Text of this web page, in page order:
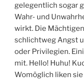
gelegentlich sogar
Wahr- und
wirkt. Die
schlichtweg Angst
oder Privilegien.
mit. Hello! Huhu!
Womöglich liken sie